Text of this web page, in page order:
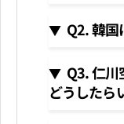
Q2. 韓国
Q3. 仁川
どうしたら